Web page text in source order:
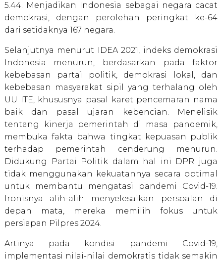
5.44. Menjadikan Indonesia sebagai negara cacat
demokrasi, dengan perolehan peringkat ke-64
dari setidaknya 167 negara.
Selanjutnya menurut IDEA 2021, indeks demokrasi
Indonesia menurun, berdasarkan pada faktor
kebebasan partai politik, demokrasi lokal, dan
kebebasan masyarakat sipil yang terhalang oleh
UU ITE, khususnya pasal karet pencemaran nama
baik dan pasal ujaran kebencian. Menelisik
tentang kinerja pemerintah di masa pandemik,
membuka fakta bahwa tingkat kepuasan publik
terhadap pemerintah cenderung menurun.
Didukung Partai Politik dalam hal ini DPR juga
tidak menggunakan kekuatannya secara optimal
untuk membantu mengatasi pandemi Covid-19.
Ironisnya alih-alih menyelesaikan persoalan di
depan mata, mereka memilih fokus untuk
persiapan Pilpres 2024.
Artinya pada kondisi pandemi Covid-19,
implementasi nilai-nilai demokratis tidak semakin